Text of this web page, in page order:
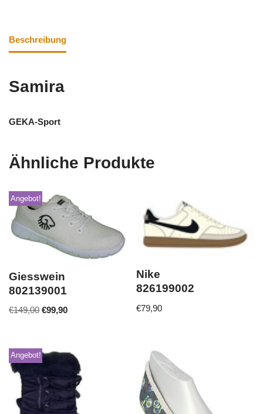
Beschreibung
Samira
GEKA-Sport
Ähnliche Produkte
Angebot!
Giesswein
802139001
€149,00 €99,90
Nike
826199002
€79,90
Angebot!